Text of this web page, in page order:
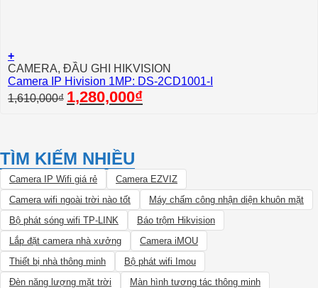
+
CAMERA, ĐẦU GHI HIKVISION
Camera IP Hivision 1MP: DS-2CD1001-I
1,610,000₫ Giá
gốc
1,280,000₫Giá
hiện
TÌM KIẾM NHIỀU
Camera IP Wifi giá rẻ
Camera EZVIZ
Camera wifi ngoài trời nào tốt
Máy chấm công nhận diện khuôn mặt
Bộ phát sóng wifi TP-LINK
Báo trộm Hikvision
Lắp đặt camera nhà xưởng
Camera iMOU
Thiết bị nhà thông minh
Bộ phát wifi Imou
Đèn năng lượng mặt trời
Màn hình tương tác thông minh